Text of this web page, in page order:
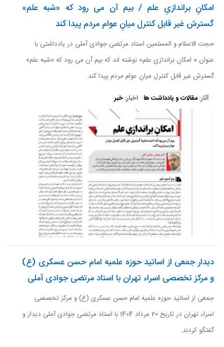
امکانِ براندازیِ علم / بیم آن می رود که «شبه علم»
گسترش غیر قابل کنترل میانِ عوام مردم پیدا کند
حجت الاسلام و المسلمین استاد مرتضی جوادی آملی در یادداشتی با
عنوان « امکانِ براندازیِ علم» نوشته اند که بیم آن می رود که «شبه علم»
گسترش غیر قابل کنترل میانِ عوام مردم پیدا کند.
آثار:مقالات و یادداشت ها اخبار:خبر
دیدار جمعی از اساتید حوزه علمیه امام حسن عسکری (ع)
و مرکز تخصصی اسراء تهران با استاد مرتضی جوادی آملی
جمعی از اساتید حوزه علمیه امام حسن عسکری (ع) و مرکز تخصصی
اسراء تهران در تاریخ 20 مرداد 1404 با استاد مرتضی جوادی آملی دیدار و
گفتگو کردند.